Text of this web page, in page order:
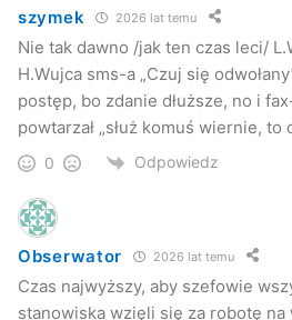
pozostawić tych pracowników
jest najgorszy scenariusz jaki
mieli kilkaset osób bez pracy. W
problemem jest nie do końca
pakietu zabezpieczającego
osób, które mają pracować w
Czernecki przypomniał również,
zwracały się z pismami m.in. do
Grada i minister Julii Pitery z
szymek 2026 lat temu
Nie tak dawno /jak ten czas leci/
H.Wujca sms-a „Czuj się
postęp, bo zdanie dłuższe, no i
powtarzał „służ komuś wiernie, to
0 Odpowiedz
Obserwator 2026 lat temu
Czas najwyższy, aby szefowie
stanowiska wzięli się za robotę